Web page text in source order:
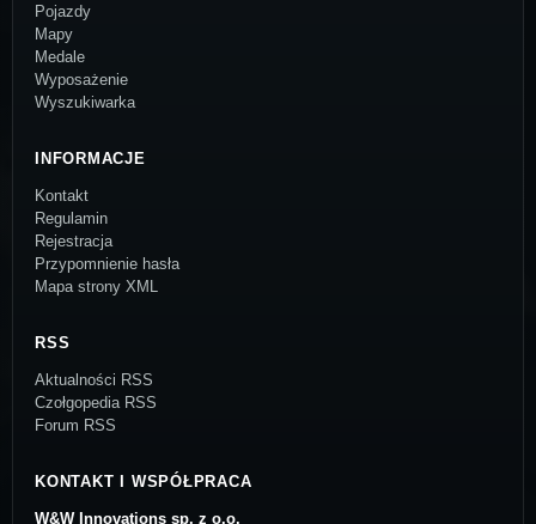
Pojazdy
Mapy
Medale
Wyposażenie
Wyszukiwarka
INFORMACJE
Kontakt
Regulamin
Rejestracja
Przypomnienie hasła
Mapa strony XML
RSS
Aktualności RSS
Czołgopedia RSS
Forum RSS
KONTAKT I WSPÓŁPRACA
W&W Innovations sp. z o.o.